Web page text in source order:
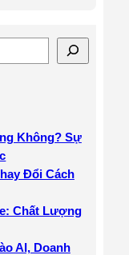
Không? Sự
Đổi Cách
Chất Lượng
AI, Doanh